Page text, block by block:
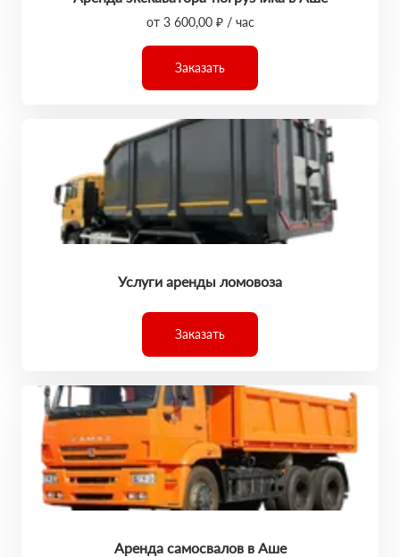
от 3 600,00 ₽ / час
Заказать
Услуги аренды ломовоза
Заказать
Аренда самосвалов в Аше